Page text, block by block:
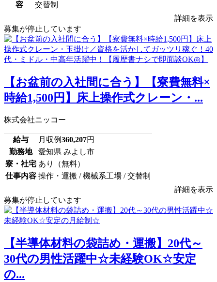
容
交替制
詳細を表示
募集が停止しています
【お盆前の入社間に合う】【寮費無料×
時給1,500円】床上操作式クレーン・...
株式会社ニッコー
給与 月収例360,207円
勤務地
愛知県 みよし市
寮・社宅 あり（無料）
仕事内容 操作・運搬 / 機械系工場 / 交替制
詳細を表示
募集が停止しています
【半導体材料の袋詰め・運搬】20代～
30代の男性活躍中☆未経験OK☆安定
の...